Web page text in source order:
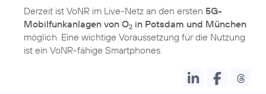
Derzeit ist VoNR im Live-Netz an den ersten 5G-
Mobilfunkanlagen von O2 in Potsdam und München
möglich. Eine wichtige Voraussetzung für die Nutzung
ist ein VoNR-fähige Smartphones.